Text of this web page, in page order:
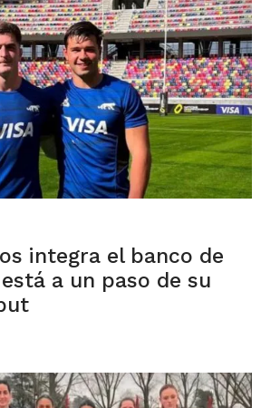
integra el banco de
a un paso de su